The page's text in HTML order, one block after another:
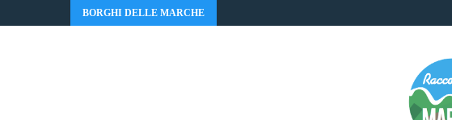
BORGHI DELLE MARCHE